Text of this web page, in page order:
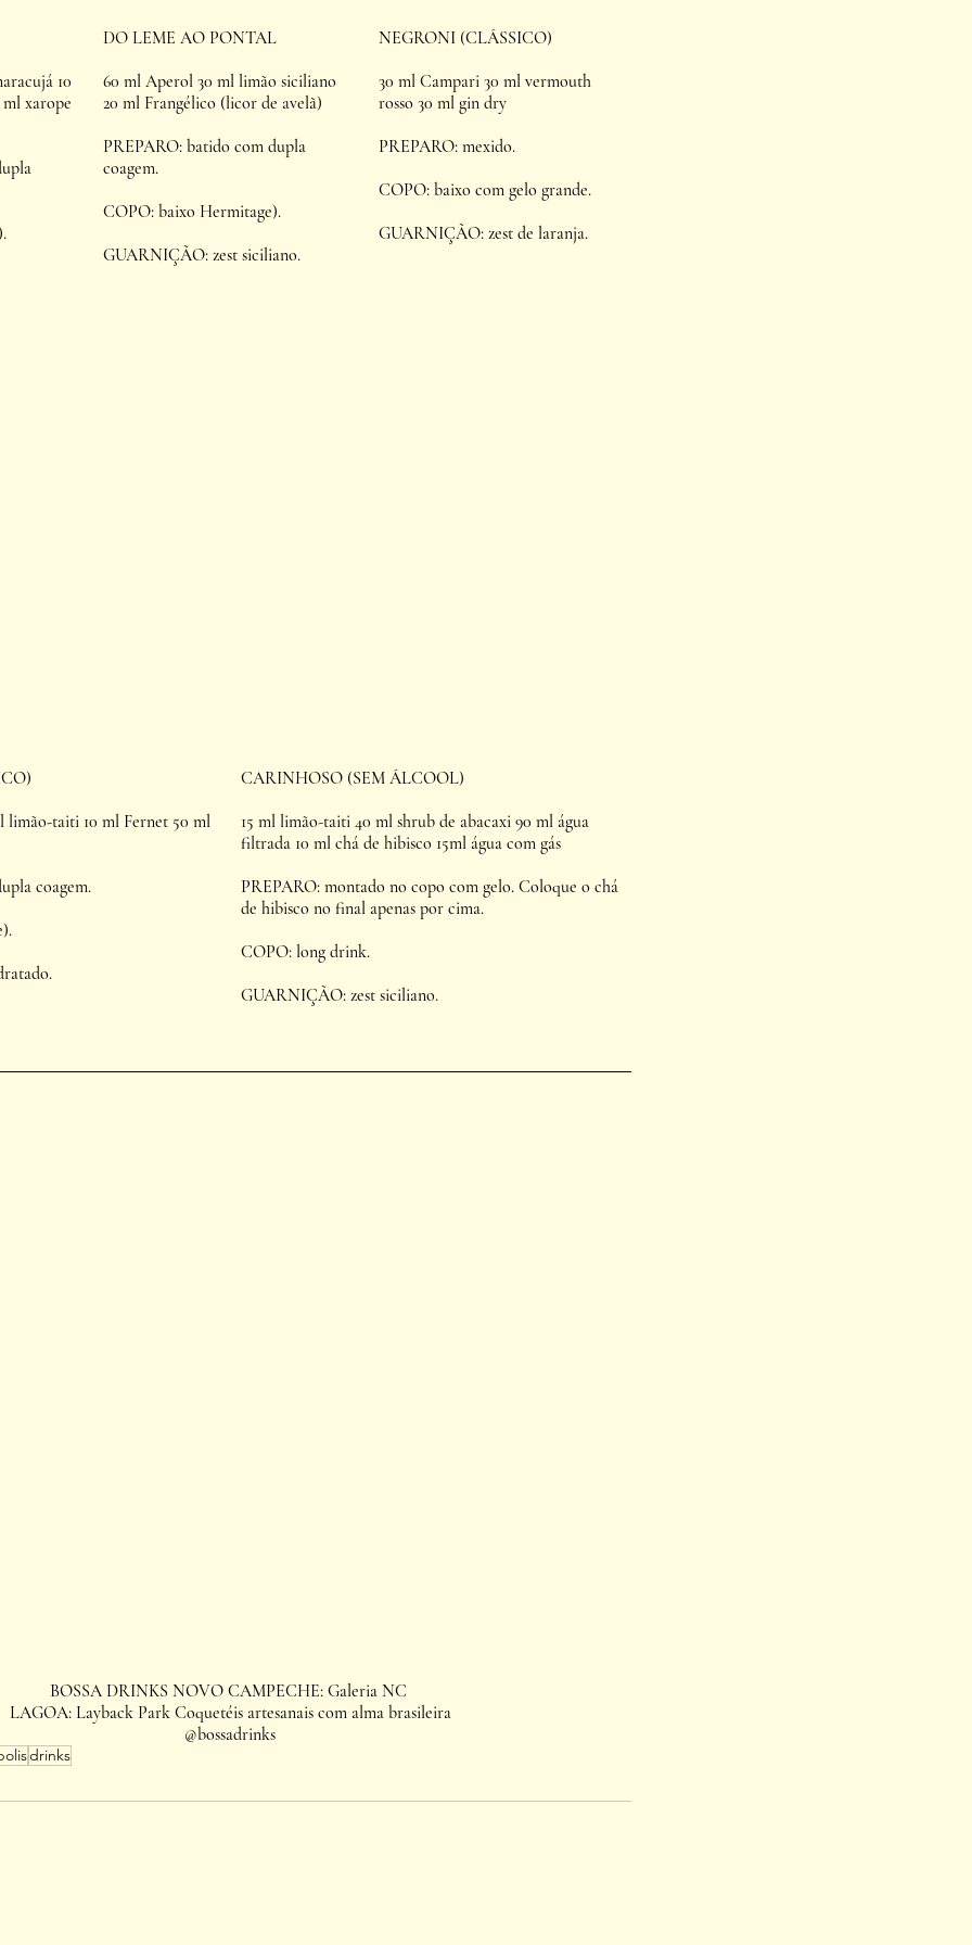
10
xarope
DO LEME AO PONTAL
60 ml Aperol 30 ml limão siciliano
20 ml Frangélico (licor de avelã)
PREPARO: batido com dupla
coagem.
COPO: baixo Hermitage).
GUARNIÇÃO: zest siciliano.
NEGRONI (CLÁSSICO)
30 ml Campari 30 ml vermouth
rosso 30 ml gin dry
PREPARO: mexido.
COPO: baixo com gelo grande.
GUARNIÇÃO: zest de laranja.
limão-taiti 10 ml Fernet 50 ml
coagem.
CARINHOSO (SEM ÁLCOOL)
15 ml limão-taiti 40 ml shrub de abacaxi 90 ml água
filtrada 10 ml chá de hibisco 15ml água com gás
PREPARO: montado no copo com gelo. Coloque o chá
de hibisco no final apenas por cima.
COPO: long drink.
GUARNIÇÃO: zest siciliano.
BOSSA DRINKS NOVO CAMPECHE: Galeria NC
LAGOA: Layback Park Coquetéis artesanais com alma brasileira
@bossadrinks
drinks